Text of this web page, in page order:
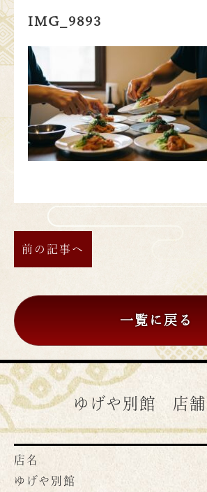
IMG_9893
前の記事へ
一覧に戻る
ゆげや別館 店舗
店名
ゆげや別館